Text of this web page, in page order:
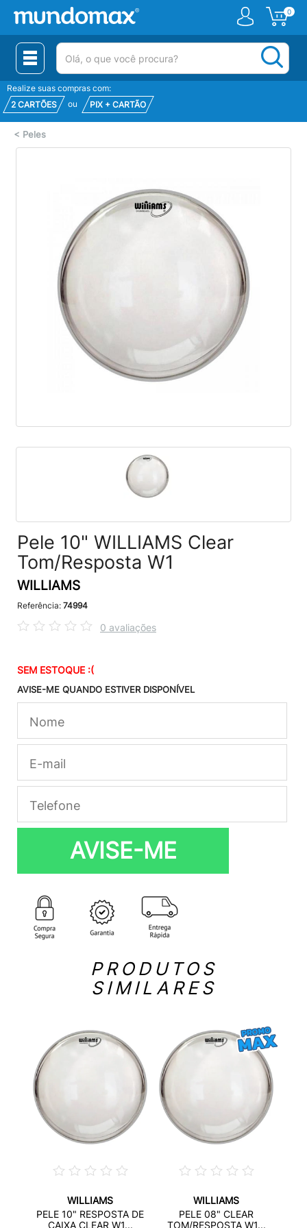
0
(pesquisar)
Realize suas compras com:
2 CARTÕES
ou PIX + CARTÃO
< Peles
Pele 10" WILLIAMS Clear
Tom/Resposta W1
WILLIAMS
Referência: 74994
0 avaliações
SEM ESTOQUE :(
AVISE-ME QUANDO ESTIVER DISPONÍVEL
AVISE-ME
PRODUTOS
SIMILARES
WILLIAMS
PELE 10" RESPOSTA DE
CAIXA CLEAR W1...
WILLIAMS
PELE 08" CLEAR
TOM/RESPOSTA W1...